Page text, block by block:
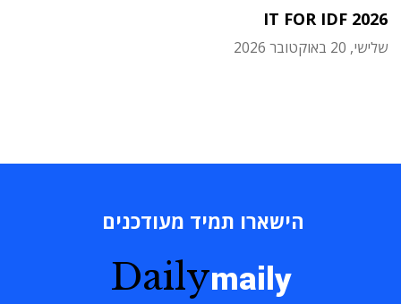
IT FOR IDF 2026
שלישי, 20 באוקטובר 2026
הישארו תמיד מעודכנים
Dailymaily